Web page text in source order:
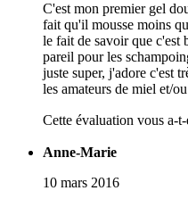
C'est mon premier gel
fait qu'il mousse moins
le fait de savoir que c'est
pareil pour les
juste super, j'adore c'est
les amateurs de miel et/
Cette évaluation vous a-
Anne-Marie
10 mars 2016